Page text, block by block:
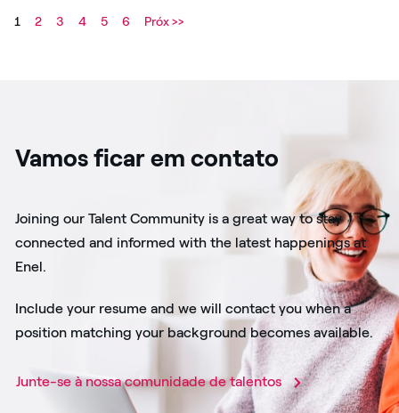
1 2 3 4 5 6 Próx >>
Vamos ficar em contato
Joining our Talent Community is a great way to stay
connected and informed with the latest happenings at
Enel.
Include your resume and we will contact you when a
position matching your background becomes available.
Junte-se à nossa comunidade de talentos